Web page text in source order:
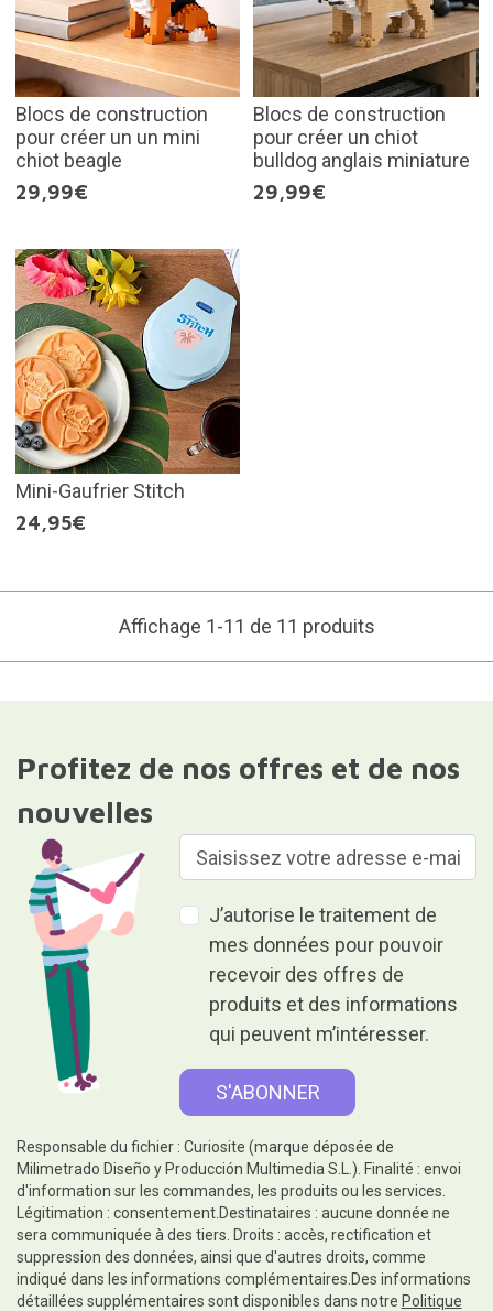
Blocs de construction
pour créer un un mini
chiot beagle
29,99€
Blocs de construction
pour créer un chiot
bulldog anglais miniature
29,99€
Mini-Gaufrier Stitch
24,95€
Affichage 1-11 de 11 produits
Profitez de nos offres et de nos
nouvelles
J’autorise le traitement de
mes données pour pouvoir
recevoir des offres de
produits et des informations
qui peuvent m’intéresser.
Responsable du fichier : Curiosite (marque déposée de
Milimetrado Diseño y Producción Multimedia S.L.). Finalité : envoi
d'information sur les commandes, les produits ou les services.
Légitimation : consentement.Destinataires : aucune donnée ne
sera communiquée à des tiers. Droits : accès, rectification et
suppression des données, ainsi que d'autres droits, comme
indiqué dans les informations complémentaires.Des informations
détaillées supplémentaires sont disponibles dans notre Politique